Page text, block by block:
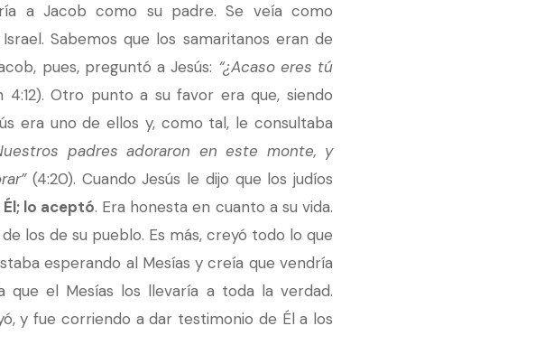
a Jacob como su padre. Se veía como
Sabemos que los samaritanos eran de
pues, preguntó a Jesús: “¿Acaso eres tú
4:12). Otro punto a su favor era que, siendo
era uno de ellos y, como tal, le consultaba
padres adoraron en este monte, y
(4:20). Cuando Jesús le dijo que los judíos
lo aceptó. Era honesta en cuanto a su vida.
los de su pueblo. Es más, creyó todo lo que
esperando al Mesías y creía que vendría
que el Mesías los llevaría a toda la verdad.
y fue corriendo a dar testimonio de Él a los